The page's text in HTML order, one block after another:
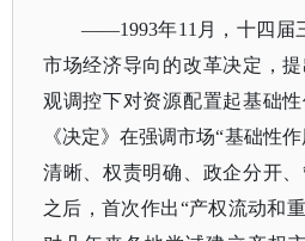
——1993年11月，十四届
市场经济导向的改革决定，
观调控下对资源配置起基础
《决定》在强调市场“基础性
清晰、权责明确、政企分开
之后，首次作出“产权流动和